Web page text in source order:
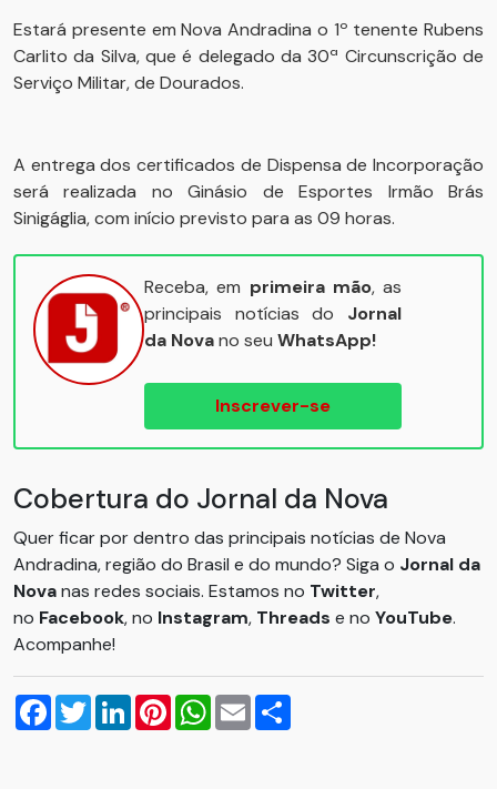
Estará presente em Nova Andradina o 1º tenente Rubens
Carlito da Silva, que é delegado da 30ª Circunscrição de
Serviço Militar, de Dourados.
A entrega dos certificados de Dispensa de Incorporação
será realizada no Ginásio de Esportes Irmão Brás
Sinigáglia, com início previsto para as 09 horas.
Receba, em primeira mão, as
principais notícias do Jornal
da Novano seu WhatsApp!
Inscrever-se
Cobertura do Jornal da Nova
Quer ficar por dentro das principais notícias de Nova
Andradina, região do Brasil e do mundo? Siga o Jornal da
Novanas redes sociais. Estamos no Twitter,
no Facebook, no Instagram, Threads e no YouTube.
Acompanhe!
Facebook
TwitterLinkedInPinterestWhatsApp
Email